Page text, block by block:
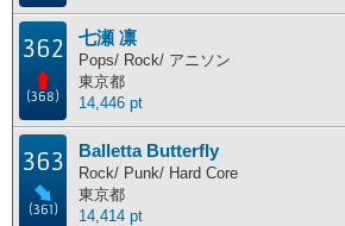
主な活動地別ランキング
主な活動地別に分けたランキングです。
北海道 東北地方
近畿地方
362
(368)
七瀬 凛
Pops/ Rock/ アニソン
東京都
14,446 pt
363
(361)
Balletta Butterfly
Rock/ Punk/ Hard Core
東京都
14,414 pt